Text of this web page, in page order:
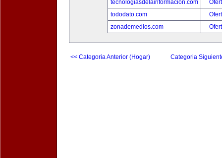
tecnologiasdelainformacion.com
tododato.com
zonademedios.com
<< Categoria Anterior (Hogar) Categoria